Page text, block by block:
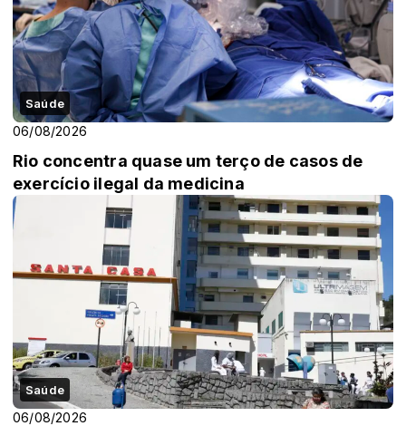
Saúde
06/08/2026
Rio concentra quase um terço de casos de
exercício ilegal da medicina
Saúde
06/08/2026